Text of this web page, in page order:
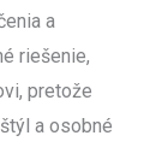
a
riešenie,
pretože
a osobné